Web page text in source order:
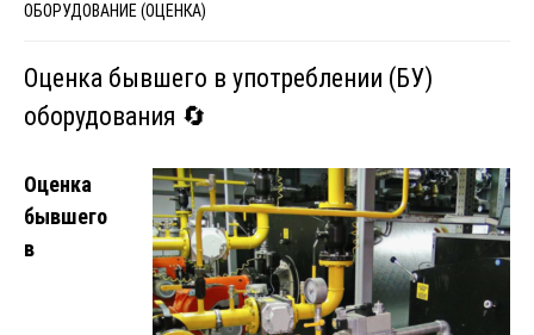
ОБОРУДОВАНИЕ (ОЦЕНКА)
Оценка бывшего в употреблении (БУ)
оборудования 🔄
Оценка
бывшего
в